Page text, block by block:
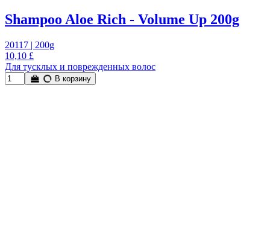
Shampoo Aloe Rich - Volume Up 200g
20117 | 200g
10,10 £
Для тусклых и поврежденных волос
В корзину